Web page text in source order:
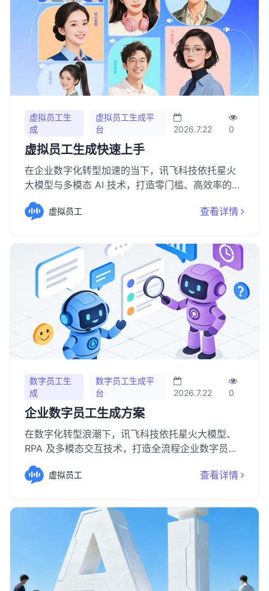
虚拟员工生
成
虚拟员工生成平
台
2026.7.22 0
虚拟员工生成快速上手
在企业数字化转型加速的当下，讯飞科技依托星火
大模型与多模态 AI 技术，打造零门槛、高效率的虚
拟员工生成方案，让零基础用户也能快速上手，轻
松打造专属 AI 虚拟员工。
虚拟员工 查看详情
数字员工生
成
数字员工生成平
台
2026.7.22 0
企业数字员工生成方案
在数字化转型浪潮下，讯飞科技依托星火大模型、
RPA 及多模态交互技术，打造全流程企业数字员工
生成方案，助力企业快速构建专属 AI 生产力，实现
降本增效与智能升级。
虚拟员工 查看详情